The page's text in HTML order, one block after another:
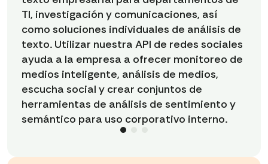
TI, investigación y comunicaciones, así
como soluciones individuales de análisis de
texto. Utilizar nuestra API de redes sociales
ayuda a la empresa a ofrecer monitoreo de
medios inteligente, análisis de medios,
escucha social y crear conjuntos de
herramientas de análisis de sentimiento y
semántico para uso corporativo interno.